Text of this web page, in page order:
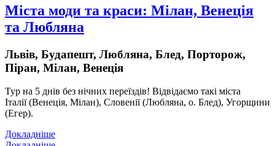
Міста моди та краси: Мілан, Венеція
та Любляна
Львів, Будапешт, Любляна, Блед, Порторож,
Піран, Мілан, Венеція
Тур на 5 днів без нічних переїздів! Відвідаємо такі міста
Італії (Венеція, Мілан), Словенії (Любляна, о. Блед), Угорщини
(Егер).
Докладніше